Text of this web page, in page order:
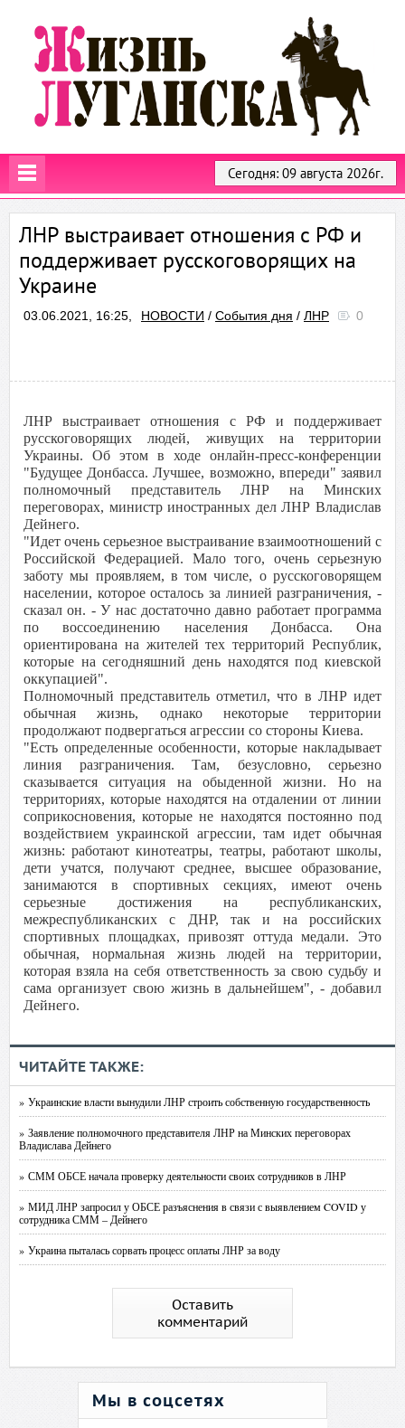
Сегодня: 09 августа 2026г.
ЛНР выстраивает отношения с РФ и
поддерживает русскоговорящих на
Украине
03.06.2021, 16:25, НОВОСТИ / События дня / ЛНР 0
ЛНР выстраивает отношения с РФ и поддерживает
русскоговорящих людей, живущих на территории
Украины. Об этом в ходе онлайн-пресс-конференции
"Будущее Донбасса. Лучшее, возможно, впереди" заявил
полномочный представитель ЛНР на Минских
переговорах, министр иностранных дел ЛНР Владислав
Дейнего.
"Идет очень серьезное выстраивание взаимоотношений с
Российской Федерацией. Мало того, очень серьезную
заботу мы проявляем, в том числе, о русскоговорящем
населении, которое осталось за линией разграничения, -
сказал он. - У нас достаточно давно работает программа
по воссоединению населения Донбасса. Она
ориентирована на жителей тех территорий Республик,
которые на сегодняшний день находятся под киевской
оккупацией".
Полномочный представитель отметил, что в ЛНР идет
обычная жизнь, однако некоторые территории
продолжают подвергаться агрессии со стороны Киева.
"Есть определенные особенности, которые накладывает
линия разграничения. Там, безусловно, серьезно
сказывается ситуация на обыденной жизни. Но на
территориях, которые находятся на отдалении от линии
соприкосновения, которые не находятся постоянно под
воздействием украинской агрессии, там идет обычная
жизнь: работают кинотеатры, театры, работают школы,
дети учатся, получают среднее, высшее образование,
занимаются в спортивных секциях, имеют очень
серьезные достижения на республиканских,
межреспубликанских с ДНР, так и на российских
спортивных площадках, привозят оттуда медали. Это
обычная, нормальная жизнь людей на территории,
которая взяла на себя ответственность за свою судьбу и
сама организует свою жизнь в дальнейшем", - добавил
Дейнего.
ЧИТАЙТЕ ТАКЖЕ:
» Украинские власти вынудили ЛНР строить собственную государственность
» Заявление полномочного представителя ЛНР на Минских переговорах
Владислава Дейнего
» СММ ОБСЕ начала проверку деятельности своих сотрудников в ЛНР
» МИД ЛНР запросил у ОБСЕ разъяснения в связи с выявлением COVID у
сотрудника СММ – Дейнего
» Украина пыталась сорвать процесс оплаты ЛНР за воду
Оставить
комментарий
Мы в соцсетях